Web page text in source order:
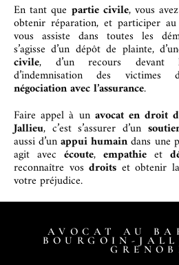
En tant que partie civile, vous
obtenir réparation, et participer
vous assiste dans toutes les
s’agisse d’un dépôt de plainte,
civile, d’un recours
d’indemnisation des victimes
négociation avec l’assurance.
Faire appel à un avocat en droit
Jallieu, c’est s’assurer d’un
aussi d’unappui humaindans une
agit avec écoute, empathie et
reconnaître vos droits et obtenir la
votre préjudice.
AVOCAT AU
BOURGOIN-